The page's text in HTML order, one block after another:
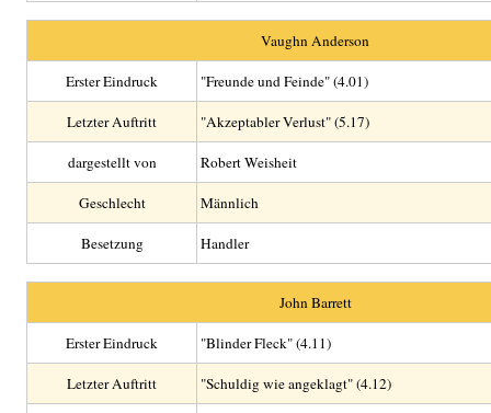
Vaughn Anderson
Erster Eindruck "Freunde und Feinde" (4.01)
Letzter Auftritt "Akzeptabler Verlust" (5.17)
dargestellt von Robert Weisheit
Geschlecht Männlich
Besetzung Handler
John Barrett
Erster Eindruck "Blinder Fleck" (4.11)
Letzter Auftritt "Schuldig wie angeklagt" (4.12)